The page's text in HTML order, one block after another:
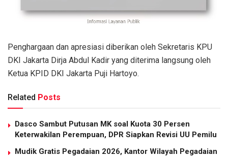
Penghargaan dan apresiasi diberikan oleh Sekretaris KPU
DKI Jakarta Dirja Abdul Kadir yang diterima langsung oleh
Ketua KPID DKI Jakarta Puji Hartoyo.
Related Posts
Dasco Sambut Putusan MK soal Kuota 30 Persen
Keterwakilan Perempuan, DPR Siapkan Revisi UU Pemilu
Mudik Gratis Pegadaian 2026, Kantor Wilayah Pegadaian